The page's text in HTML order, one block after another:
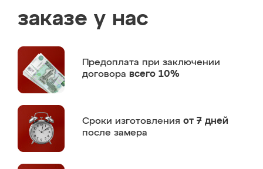
заказе у нас
Предоплата при заключении
договора всего 10%
Сроки изготовления от 7 дней
после замера